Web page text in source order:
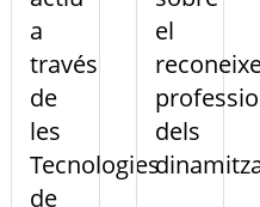
a
través
de
les
Tecnologies
de
el
dels